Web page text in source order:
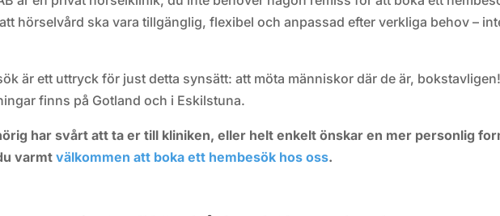
hörselvård ska vara tillgänglig, flexibel och anpassad efter verkliga behov –
är ett uttryck för just detta synsätt: att möta människor där de är, bokstavligen!
finns på Gotland och i Eskilstuna.
har svårt att ta er till kliniken, eller helt enkelt önskar en mer personlig
varmtvälkommen att boka ett hembesök hos oss.